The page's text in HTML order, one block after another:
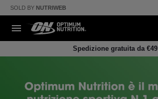
SOLD BY NUTRIWEB
Spedizione gratuita da €49